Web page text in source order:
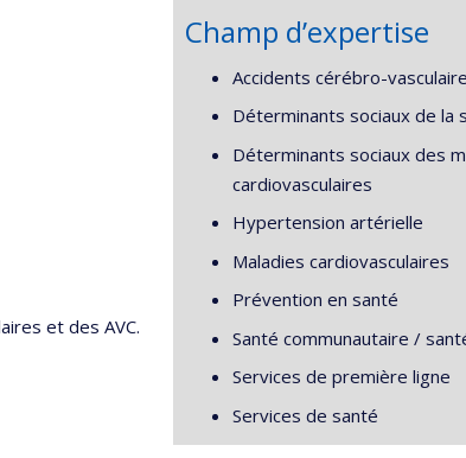
et des AVC.
Champ d’expertise
Accidents cérébro-
Déterminants sociaux de la
Déterminants sociaux des
cardiovasculaires
Hypertension artérielle
Maladies cardiovasculaires
Prévention en santé
Santé communautaire /
Services de première ligne
Services de santé